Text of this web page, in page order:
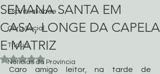
Espiritualidade
Obra Social
Tríduo
Noticias da Província
SEMANA SANTA EM
CASA, LONGE DA CAPELA
E MATRIZ
Avaliado com NaN de 5 estrelas.
Caro amigo leitor, na tarde de